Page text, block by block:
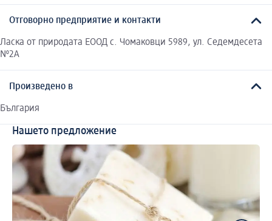
Отговорно предприятие и контакти
Ласка от природата ЕООД с. Чомаковци 5989, ул. Седемдесета
№2А
Произведено в
България
Нашето предложение